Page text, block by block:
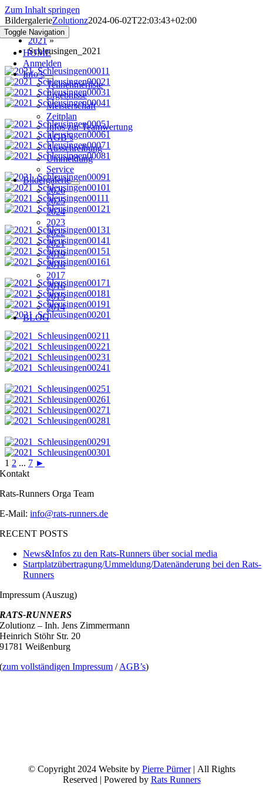
Zum Inhalt springen
Toggle Navigation
HOME
Anmelden
Info’s
Teilnehmerliste
Ergebnisse
Meisterschaft
Zeitplan
Infos zur Teamwertung
AGB`s
Ausschreibung
Ummeldung
Service
Bildergalerie
2026
2025
2024
2023
2022
2021
2019
2018
2017
2016
2015
2014
BLOG
BildergalerieZolutionz2024-06-02T22:03:43+02:00
2021 »
Schleusingen_2021
1 2 ... 7 ►
Kontakt
Rats-Runners Orga Team
E-Mail:info@rats-runners.de
RECENT POSTS
News&Infos zu den Rats-Runners über social media
Startplatzübertragung/Ummeldung/Datenänderung bei den Rats-
Runners
Impressum (Auszug)
RATS-RUNNERS
Zolutionz – Inh. Jens Zimmermann
Heinrich Stöhr Str. 20
91781 Weißenburg
(zum vollständigen Impressum /AGB’s)
© Copyright 2024 Website by Pierre Pürner| All Rights
Reserved | Powered by Rats Runners